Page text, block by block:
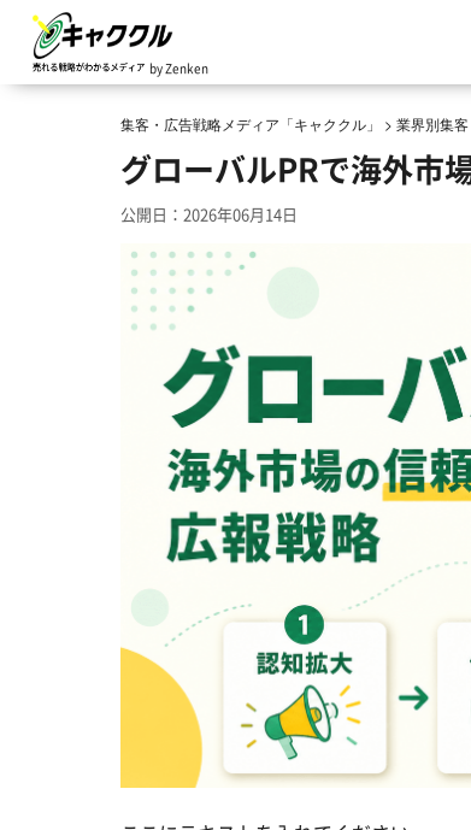
by Zenken
集客・広告戦略メディア「キャククル」 > 業界別集客
グローバルPRで海外市
公開日：2026年06月14日